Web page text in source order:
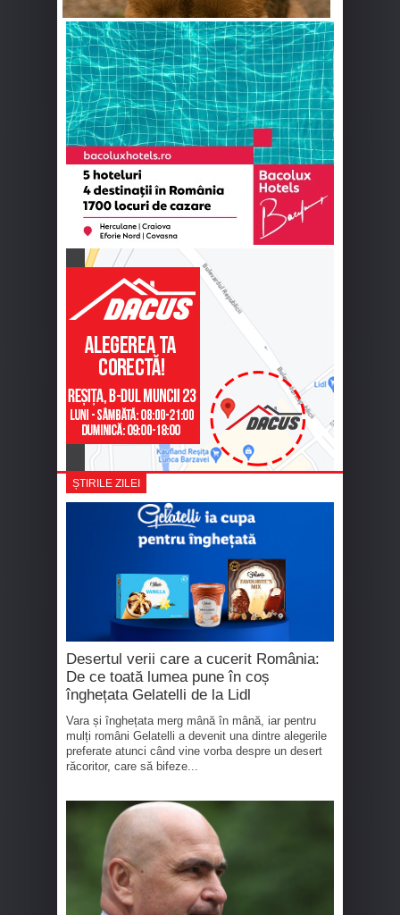
ȘTIRILE ZILEI
Desertul verii care a cucerit România:
De ce toată lumea pune în coș
înghețata Gelatelli de la Lidl
Vara și înghețata merg mână în mână, iar pentru
mulți români Gelatelli a devenit una dintre alegerile
preferate atunci când vine vorba despre un desert
răcoritor, care să bifeze...